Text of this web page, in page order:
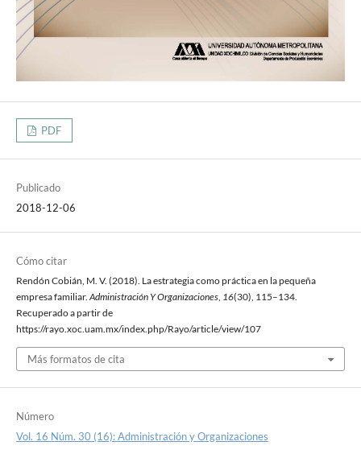
PDF
Publicado
2018-12-06
Cómo citar
Rendón Cobián, M. V. (2018). La estrategia como práctica en la pequeña
empresa familiar.Administración Y Organizaciones, 16(30), 115–134.
Recuperado a partir de
https://rayo.xoc.uam.mx/index.php/Rayo/article/view/107
Más formatos de cita
Número
Vol. 16 Núm. 30 (16): Administración y Organizaciones